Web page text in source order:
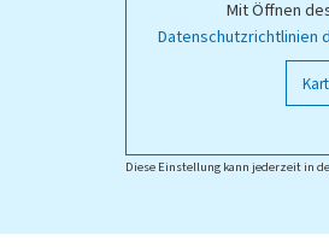
Mit Öffnen
Datenschutzrichtlinien
Diese Einstellung kann jederzeit in